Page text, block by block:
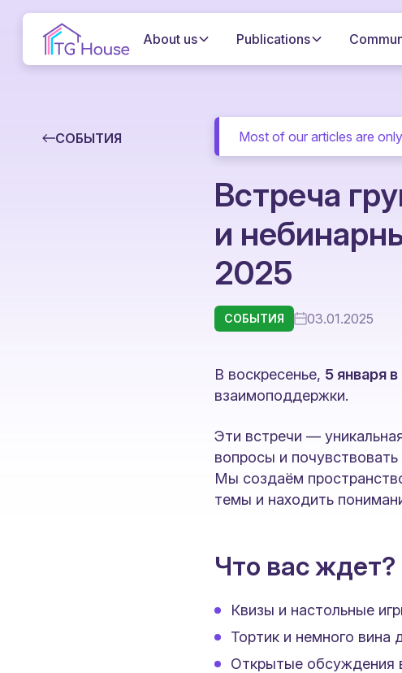
About us Publications
СОБЫТИЯ Most of our articles are
Встреча
и
2025
СОБЫТИЯ 03.01.2025
В воскресенье, 5 января
взаимоподдержки.
Эти встречи —
вопросы и
Мы создаём
темы и находить
Что вас ждет?
Квизы и настольные
Тортик и немного
Открытые обсуждения